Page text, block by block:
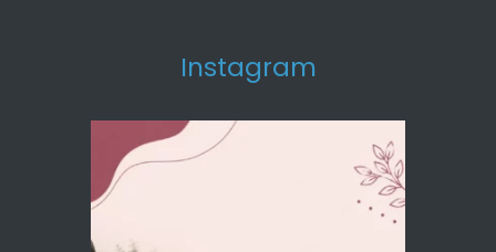
Instagram